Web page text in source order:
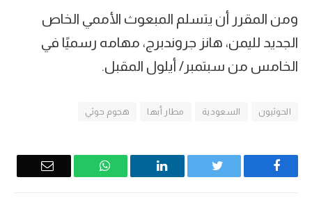
ومن المقرر أن يتسلم المبعوث الأممي الخاص
الجديد لليمن، هانز جروندبرج، مهامه رسميًا في
الخامس من سبتمبر/ أيلول المقبل.
الحوثيون السعودية مطار أبها هجوم حوثي
Twitter
LinkedIn
WhatsApp
Email